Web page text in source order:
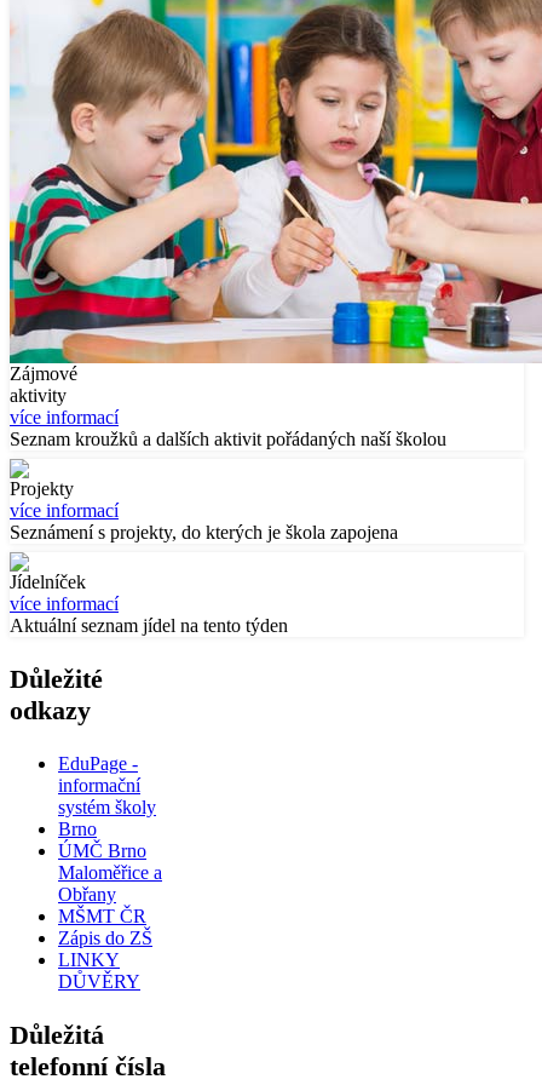
Zájmové
aktivity
více informací
Seznam kroužků a dalších aktivit pořádaných naší školou
Projekty
více informací
Seznámení s projekty, do kterých je škola zapojena
Jídelníček
více informací
Aktuální seznam jídel na tento týden
Důležité
odkazy
EduPage -
informační
systém školy
Brno
ÚMČ Brno
Maloměřice a
Obřany
MŠMT ČR
Zápis do ZŠ
LINKY
DŮVĚRY
Důležitá
telefonní čísla